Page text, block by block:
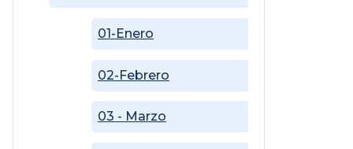
01-Enero
02-Febrero
03 - Marzo